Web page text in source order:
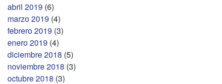
abril 2019 (6)
marzo 2019 (4)
febrero 2019 (3)
enero 2019 (4)
diciembre 2018 (5)
noviembre 2018 (3)
octubre 2018 (3)